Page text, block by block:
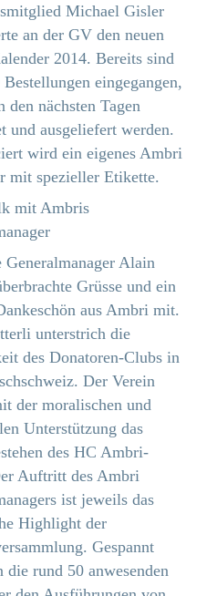
Michael Gisler
an der GV den neuen
2014. Bereits sind
eingegangen,
den nächsten Tagen
und ausgeliefert werden.
wird ein eigenes Ambri
mit spezieller Etikette.
mit Ambris
Generalmanager Alain
Grüsse und ein
aus Ambri mit.
unterstrich die
des Donatoren-Clubs in
Der Verein
der moralischen und
Unterstützung das
des HC Ambri-
Auftritt des Ambri
ist jeweils das
Highlight der
Gespannt
die rund 50 anwesenden